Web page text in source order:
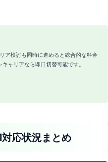
ア検討も同時に進めると総合的な料金
ャリアなら即日切替可能です。
応状況まとめ